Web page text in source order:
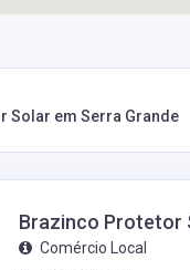
Solar em Serra Grande
Brazinco Protetor
Comércio Local